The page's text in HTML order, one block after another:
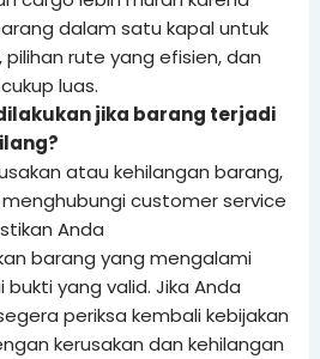
dalam satu kapal untuk
rute yang efisien, dan
luas.
jika barang terjadi
atau kehilangan barang,
customer service
Anda
barang yang mengalami
yang valid. Jika Anda
periksa kembali kebijakan
kerusakan dan kehilangan